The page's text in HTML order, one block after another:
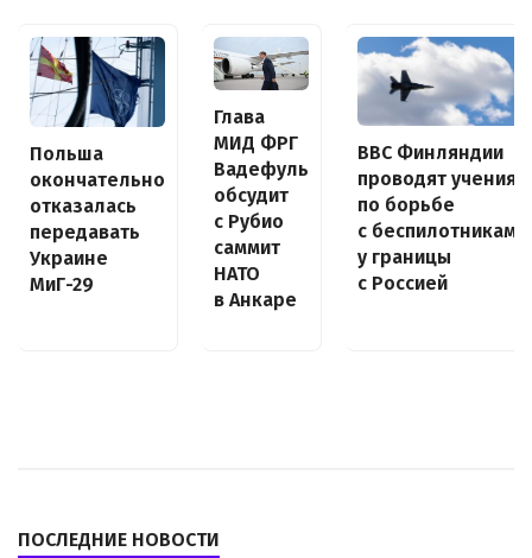
Польша
окончательно
отказалась
передавать
Украине
МиГ-29
Глава
МИД ФРГ
Вадефуль
обсудит
с Рубио
саммит
НАТО
в Анкаре
ВВС Финляндии
проводят учения
по борьбе
с беспилотниками
у границы
с Россией
ПОСЛЕДНИЕ НОВОСТИ